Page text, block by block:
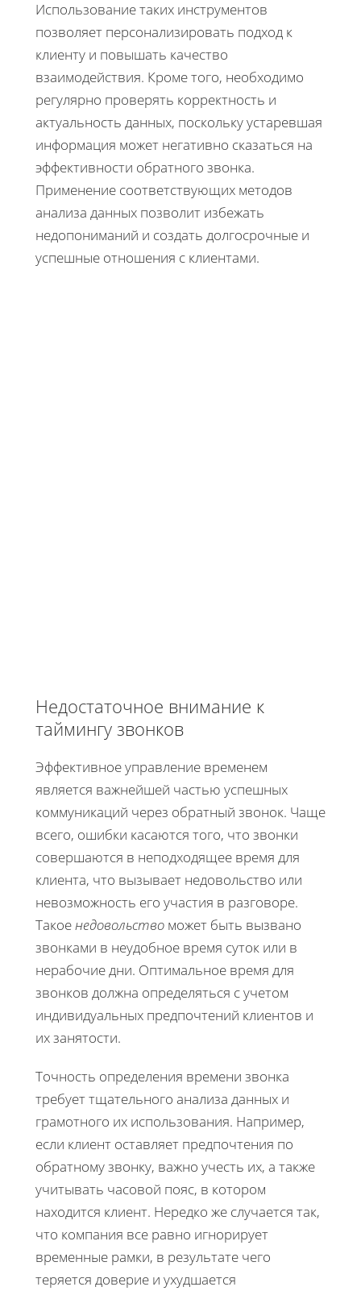
Использование таких инструментов
позволяет персонализировать подход к
клиенту и повышать качество
взаимодействия. Кроме того, необходимо
регулярно проверять корректность и
актуальность данных, поскольку устаревшая
информация может негативно сказаться на
эффективности обратного звонка.
Применение соответствующих методов
анализа данных позволит избежать
недопониманий и создать долгосрочные и
успешные отношения с клиентами.
Недостаточное внимание к
таймингу звонков
Эффективное управление временем
является важнейшей частью успешных
коммуникаций через обратный звонок. Чаще
всего, ошибки касаются того, что звонки
совершаются в неподходящее время для
клиента, что вызывает недовольство или
невозможность его участия в разговоре.
Такоенедовольство может быть вызвано
звонками в неудобное время суток или в
нерабочие дни. Оптимальное время для
звонков должна определяться с учетом
индивидуальных предпочтений клиентов и
их занятости.
Точность определения времени звонка
требует тщательного анализа данных и
грамотного их использования. Например,
если клиент оставляет предпочтения по
обратному звонку, важно учесть их, а также
учитывать часовой пояс, в котором
находится клиент. Нередко же случается так,
что компания все равно игнорирует
временные рамки, в результате чего
теряется доверие и ухудшается